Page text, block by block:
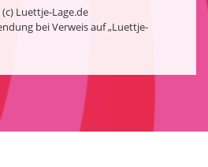
Luettje-Lage.de
bei Verweis auf „Luettje-